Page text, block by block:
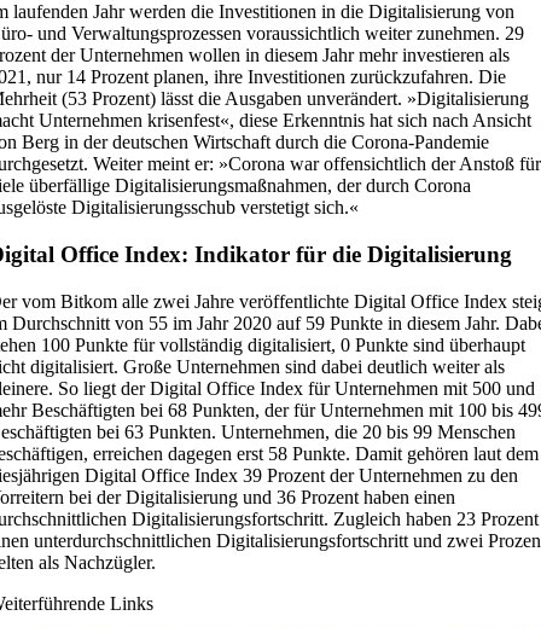
laufenden Jahr werden die Investitionen in die Digitalisierung von
und Verwaltungsprozessen voraussichtlich weiter zunehmen. 29
der Unternehmen wollen in diesem Jahr mehr investieren als
nur 14 Prozent planen, ihre Investitionen zurückzufahren. Die
(53 Prozent) lässt die Ausgaben unverändert. »Digitalisierung
Unternehmen krisenfest«, diese Erkenntnis hat sich nach Ansicht
Berg in der deutschen Wirtschaft durch die Corona-Pandemie
Weiter meint er: »Corona war offensichtlich der Anstoß für
überfällige Digitalisierungsmaßnahmen, der durch Corona
Digitalisierungsschub verstetigt sich.«
Office Index: Indikator für die Digitalisierung
vom Bitkom alle zwei Jahre veröffentlichte Digital Office Index
Durchschnitt von 55 im Jahr 2020 auf 59 Punkte in diesem Jahr.
100 Punkte für vollständig digitalisiert, 0 Punkte sind überhaupt
digitalisiert. Große Unternehmen sind dabei deutlich weiter als
So liegt der Digital Office Index für Unternehmen mit 500 und
Beschäftigten bei 68 Punkten, der für Unternehmen mit 100 bis
bei 63 Punkten. Unternehmen, die 20 bis 99 Menschen
erreichen dagegen erst 58 Punkte. Damit gehören laut dem
Digital Office Index 39 Prozent der Unternehmen zu den
bei der Digitalisierung und 36 Prozent haben einen
Digitalisierungsfortschritt. Zugleich haben 23 Prozent
unterdurchschnittlichen Digitalisierungsfortschritt und zwei
als Nachzügler.
Links